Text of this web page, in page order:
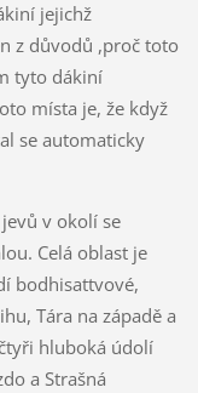
jejichž
z důvodů ,proč toto
tyto dákiní
místa je, že když
se automaticky
v okolí se
Celá oblast je
bodhisattvové,
Tára na západě a
hluboká údolí
a Strašná